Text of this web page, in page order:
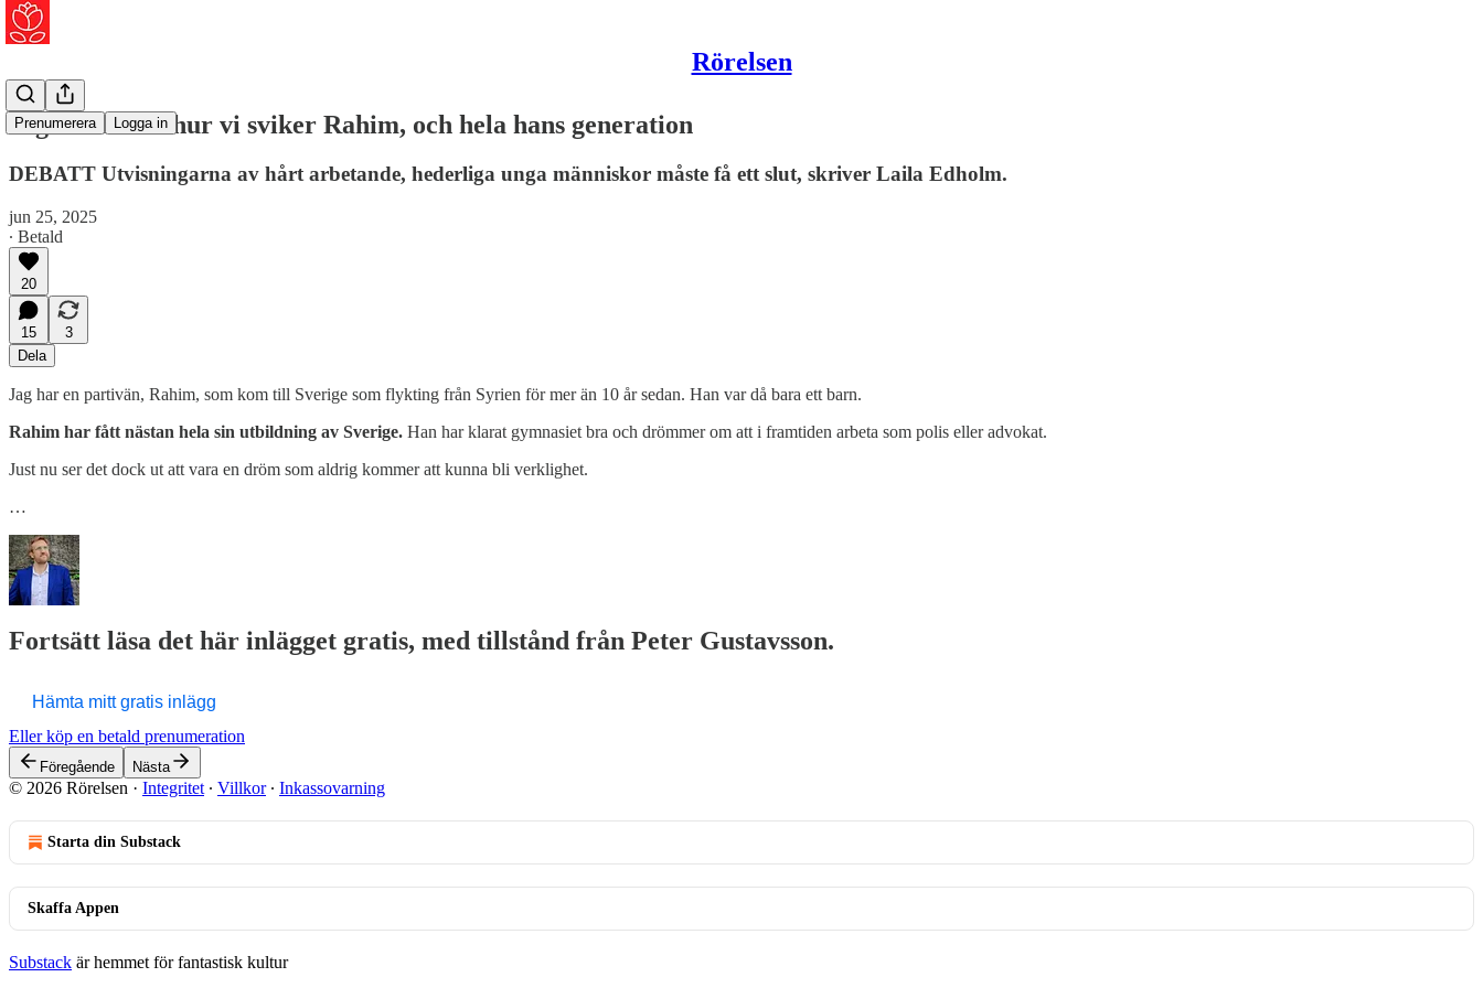
Rörelsen
Prenumerera Logga in
Jag skäms för hur vi sviker Rahim, och hela hans generation
DEBATT Utvisningarna av hårt arbetande, hederliga unga människor måste få ett slut, skriver Laila Edholm.
jun 25, 2025
∙ Betald
20
15
3
Dela
Jag har en partivän, Rahim, som kom till Sverige som flykting från Syrien för mer än 10 år sedan. Han var då bara ett barn.
Rahim har fått nästan hela sin utbildning av Sverige. Han har klarat gymnasiet bra och drömmer om att i framtiden arbeta som polis eller advokat.
Just nu ser det dock ut att vara en dröm som aldrig kommer att kunna bli verklighet.
…
Fortsätt läsa det här inlägget gratis, med tillstånd från Peter Gustavsson.
Hämta mitt gratis inlägg
Eller köp en betald prenumeration
Föregående Nästa
© 2026 Rörelsen · Integritet ∙ Villkor∙ Inkassovarning
Starta din Substack
Skaffa Appen
Substack är hemmet för fantastisk kultur